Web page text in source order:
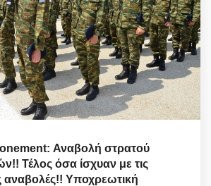
Αναβολή στρατού
Τέλος όσα ίσχυαν με τις
αναβολές!! Υποχρεωτική